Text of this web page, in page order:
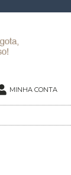
MINHA CONTA